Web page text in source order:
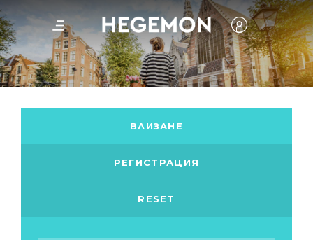
ВЛИЗАНЕ
РЕГИСТРАЦИЯ
RESET